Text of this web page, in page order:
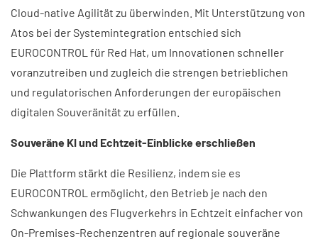
Cloud-native Agilität zu überwinden. Mit Unterstützung von
Atos bei der Systemintegration entschied sich
EUROCONTROL für Red Hat, um Innovationen schneller
voranzutreiben und zugleich die strengen betrieblichen
und regulatorischen Anforderungen der europäischen
digitalen Souveränität zu erfüllen.
Souveräne KI und Echtzeit-Einblicke erschließen
Die Plattform stärkt die Resilienz, indem sie es
EUROCONTROL ermöglicht, den Betrieb je nach den
Schwankungen des Flugverkehrs in Echtzeit einfacher von
On-Premises-Rechenzentren auf regionale souveräne